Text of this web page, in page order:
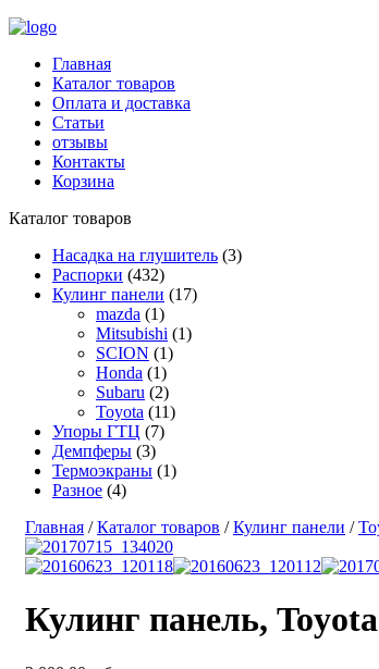
Главная
Каталог товаров
Оплата и доставка
Статьи
отзывы
Контакты
Корзина
Каталог товаров
Насадка на глушитель (3)
Распорки (432)
Кулинг панели (17)
mazda (1)
Mitsubishi (1)
SCION (1)
Honda (1)
Subaru (2)
Toyota (11)
Упоры ГТЦ (7)
Демпферы (3)
Термоэкраны (1)
Разное (4)
Главная /Каталог товаров /Кулинг панели /
Кулинг панель,